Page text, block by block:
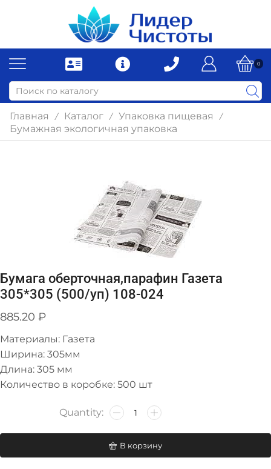
0
Главная / Каталог / Упаковка пищевая /
Бумажная экологичная упаковка
Бумага оберточная,парафин Газета
305*305 (500/уп) 108-024
885.20 ₽
Материалы: Газета
Ширина: 305мм
Длина: 305 мм
Количество в коробке: 500 шт
В корзину